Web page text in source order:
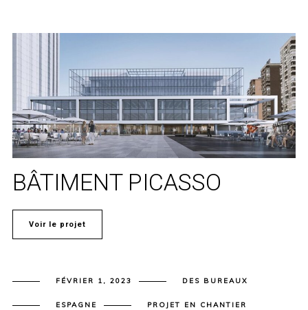
BÂTIMENT PICASSO
Voir le projet
FÉVRIER 1, 2023 DES BUREAUX
ESPAGNE PROJET EN CHANTIER